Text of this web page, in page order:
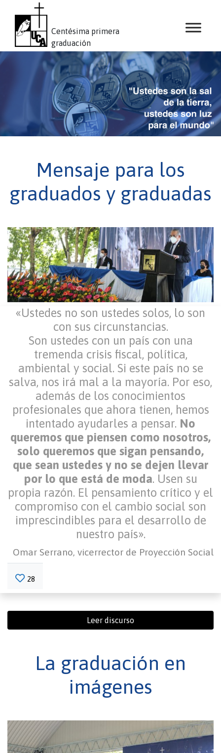
Centésima primera
graduación
Mensaje para los
graduados y graduadas
«Ustedes no son ustedes solos, lo son
con sus circunstancias.
Son ustedes con un país con una
tremenda crisis fiscal, política,
ambiental y social. Si este país no se
salva, nos irá mal a la mayoría. Por eso,
además de los conocimientos
profesionales que ahora tienen, hemos
intentado ayudarles a pensar. No
queremos que piensen como nosotros,
solo queremos que sigan pensando,
que sean ustedes y no se dejen llevar
por lo que está de moda. Usen su
propia razón. El pensamiento crítico y el
compromiso con el cambio social son
imprescindibles para el desarrollo de
nuestro país».
Omar Serrano, vicerrector de Proyección Social
28
Leer discurso
La graduación en
imágenes